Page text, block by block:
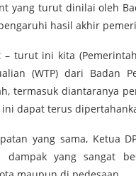
yang turut dinilai oleh
hasil akhir
– turut ini kita
(WTP) dari Badan
termasuk diantaranya
dapat terus
yang sama, Ketua
yang sangat